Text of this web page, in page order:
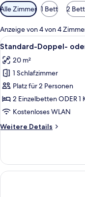
Verfügbare
Filter
für
Zimmer
Alle Zimmer 1 Bett 2
Anzeige von 4 von 4
Alle
Fotos
für
Standard-
Doppel-
oder
-
anzeigen
21
Standard-Doppel-
20 m²
1 Schlafzimmer
Platz für 2 Personen
2 Einzelbetten ODER
Kostenloses WLAN
Weitere Details
Weitere
Doppel-
oder
-